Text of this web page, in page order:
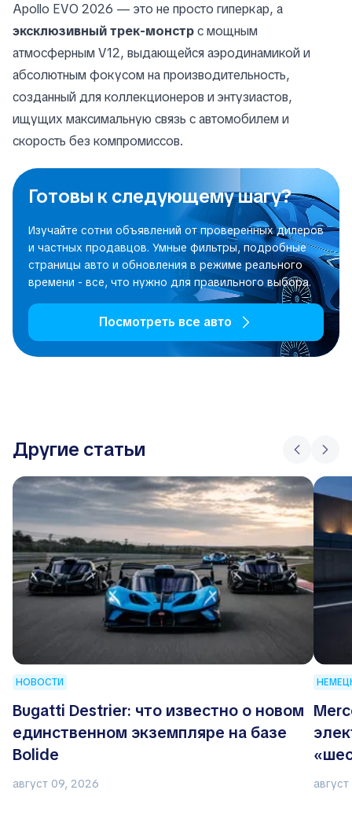
Apollo EVO 2026 — это не просто гиперкар, а
эксклюзивный трек-монстрс мощным
атмосферным V12, выдающейся аэродинамикой и
абсолютным фокусом на производительность,
созданный для коллекционеров и энтузиастов,
ищущих максимальную связь с автомобилем и
скорость без компромиссов.
Готовы к следующему шагу?
Изучайте сотни объявлений от проверенных дилеров
и частных продавцов. Умные фильтры, подробные
страницы авто и обновления в режиме реального
времени - все, что нужно для правильного выбора.
Посмотреть все авто
Другие статьи
НОВОСТИ
Bugatti Destrier: что известно о новом
единственном экземпляре на базе
Bolide
август 09, 2026